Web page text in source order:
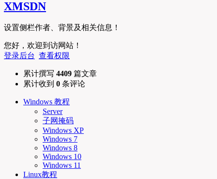
XMSDN
设置侧栏作者、背景及相关信息！
您好，欢迎到访网站！
登录后台 查看权限
累计撰写 4409 篇文章
累计收到 0 条评论
Windows 教程
Server
子网掩码
Windows XP
Windows 7
Windows 8
Windows 10
Windows 11
Linux教程